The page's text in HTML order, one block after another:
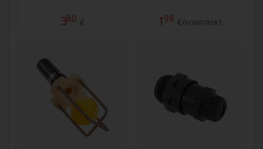
380 € 198 €/комплект